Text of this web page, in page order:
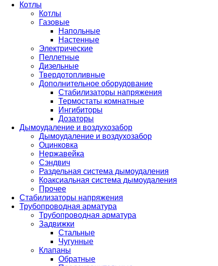
Котлы
Котлы
Газовые
Напольные
Настенные
Электрические
Пеллетные
Дизельные
Твердотопливные
Дополнительное оборудование
Стабилизаторы напряжения
Термостаты комнатные
Ингибиторы
Дозаторы
Дымоудаление и воздухозабор
Дымоудаление и воздухозабор
Оцинковка
Нержавейка
Сэндвич
Раздельная система дымоудаления
Коаксиальная система дымоудаления
Прочее
Стабилизаторы напряжения
Трубопроводная арматура
Трубопроводная арматура
Задвижки
Стальные
Чугунные
Клапаны
Обратные